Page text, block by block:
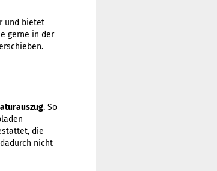
und bietet
gerne in der
. So
die
nicht